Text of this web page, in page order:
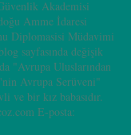
Akademisi
Amme İdaresi
Diplomasisi Müdavimi
sayfasında değişik
"Avrupa Uluslarından
Avrupa Serüveni"
ve bir kız babasıdır.
E-posta: